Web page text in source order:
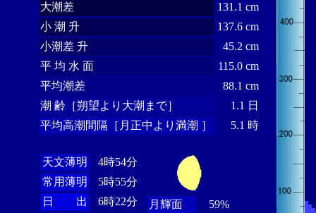
大潮差
131.1 cm
小 潮 升
137.6 cm
小潮差 升
45.2 cm
平 均 水 面
115.0 cm
平均潮差
88.1 cm
潮 齢［朔望より大潮まで］
1.1 日
平均高潮間隔［月正中より満潮 ］
5.1 時
天文薄明
4時54分
常用薄明
5時55分
日 出
6時22分
月輝面
59%